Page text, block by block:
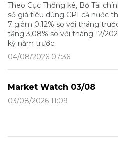
Theo Cục Thống kê, Bộ Tài
số giá tiêu dùng CPI cả nước
7 giảm 0,12% so với tháng
tăng 3,08% so với tháng 12/
kỳ năm trước.
04/08/2026 07:36
Market Watch 03/08
03/08/2026 11:09